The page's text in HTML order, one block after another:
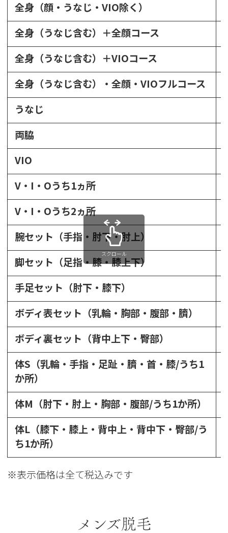
全身（顔・うなじ・VIO除く）
全身（うなじ含む）＋全顔コース
全身（うなじ含む）＋VIOコース
全身（うなじ含む）・全顔・VIOフルコース
うなじ
両脇
VIO
V・I・Oうち1ヵ所
V・I・Oうち2ヵ所
腕セット（手指・肘下・肘上）
脚セット（足指・膝・膝上下）
手足セット（肘下・膝下）
ボディ表セット（乳輪・胸部・腹部・臍）
ボディ裏セット（背中上下・臀部）
体S（乳輪・手指・足趾・臍・首・膝/うち1
か所）
体M（肘下・肘上・胸部・腹部/うち1か所）
体L（膝下・膝上・背中上・背中下・臀部/う
ち1か所）
※表示価格は全て税込みです
スクロール
メンズ脱毛